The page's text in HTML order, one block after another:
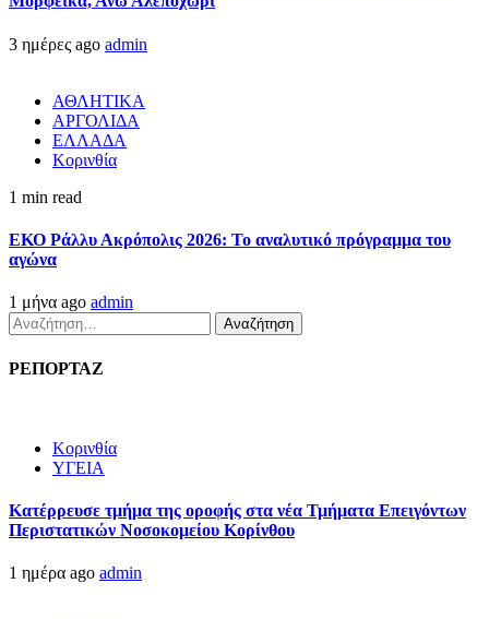
3 ημέρες ago admin
ΑΘΛΗΤΙΚΑ
ΑΡΓΟΛΙΔΑ
ΕΛΛΑΔΑ
Κορινθία
1 min read
ΕΚΟ Ράλλυ Ακρόπολις 2026: Το αναλυτικό πρόγραμμα του
αγώνα
1 μήνα ago admin
Αναζήτηση
για:
ΡΕΠΟΡΤΑΖ
Κορινθία
ΥΓΕΙΑ
Kατέρρευσε τμήμα της οροφής στα νέα Τμήματα Επειγόντων
Περιστατικών Νοσοκομείου Κορίνθου
1 ημέρα ago admin